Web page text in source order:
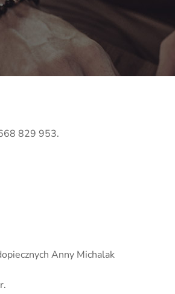
829 953.
Anny Michalak